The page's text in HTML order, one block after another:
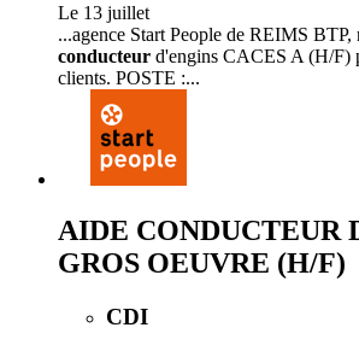
Le 13 juillet
...agence Start People de REIMS BTP,
conducteur d'engins CACES A (H/F)
clients. POSTE :...
AIDE CONDUCTEUR
GROS OEUVRE (H/F)
CDI